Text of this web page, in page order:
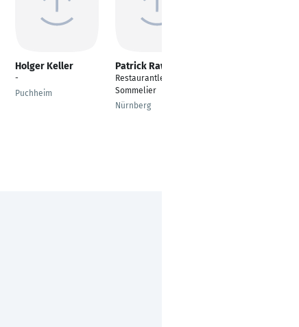
Holger Keller
-
Puchheim
Patrick Rawolle
Restaurantleiter +
Sommelier
Nürnberg